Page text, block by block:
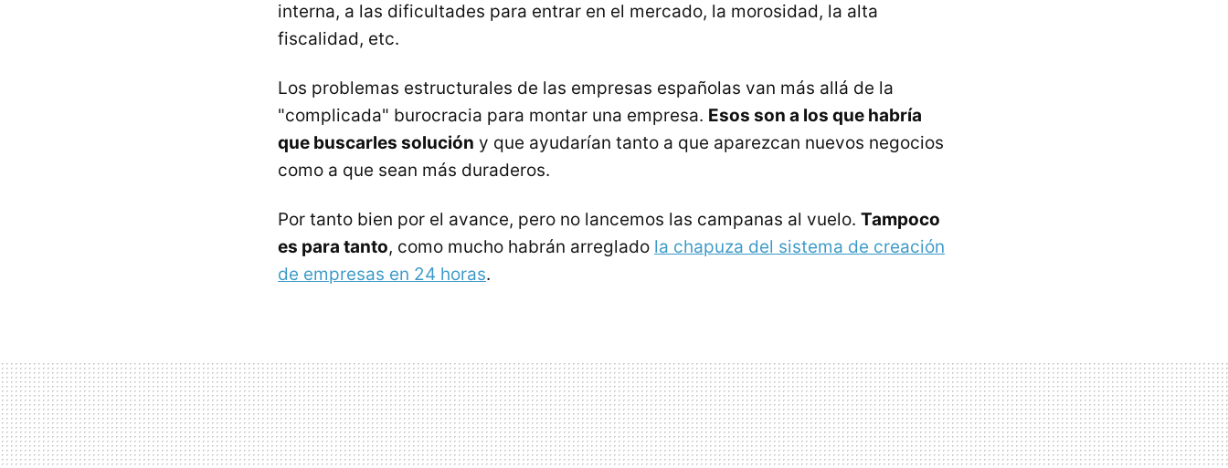
interna, a las dificultades para entrar en el mercado, la morosidad, la alta
fiscalidad, etc.
Los problemas estructurales de las empresas españolas van más allá de la
"complicada" burocracia para montar una empresa. Esos son a los que habría
que buscarles solución y que ayudarían tanto a que aparezcan nuevos negocios
como a que sean más duraderos.
Por tanto bien por el avance, pero no lancemos las campanas al vuelo. Tampoco
es para tanto, como mucho habrán arreglado la chapuza del sistema de creación
de empresas en 24 horas.